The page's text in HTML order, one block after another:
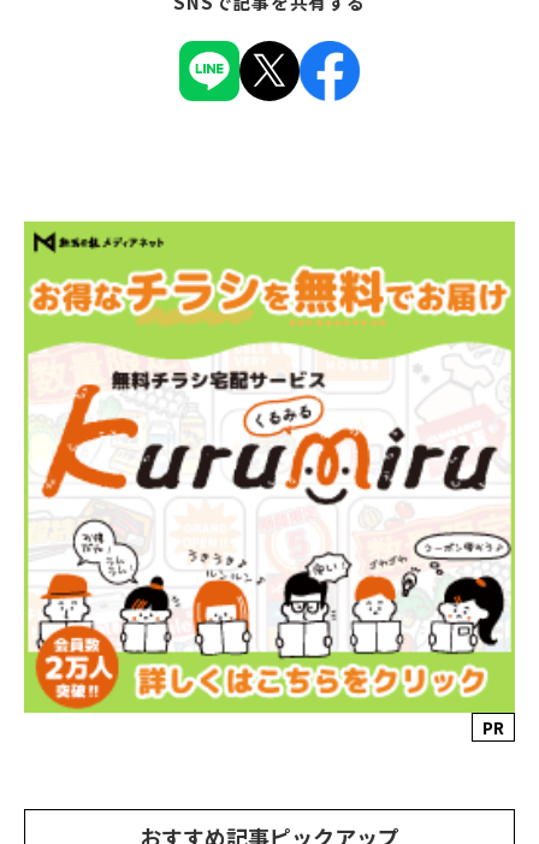
PR
おすすめ記事ピックアップ